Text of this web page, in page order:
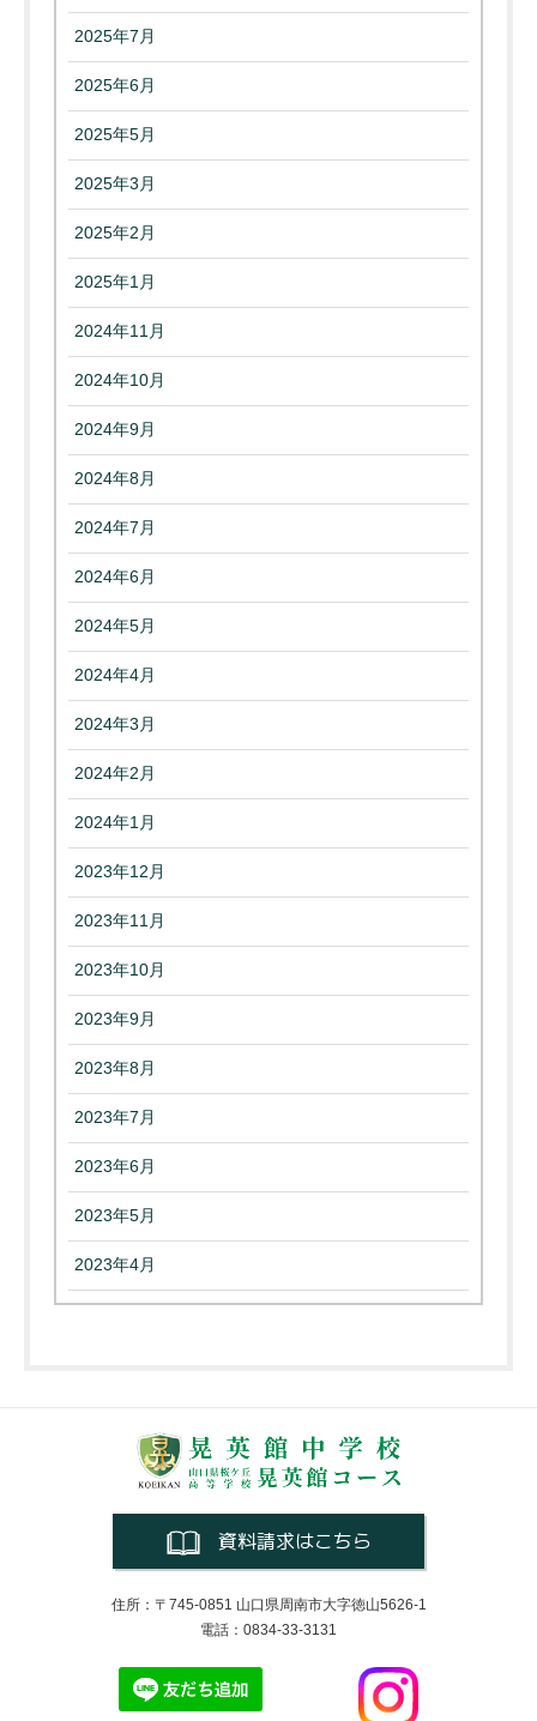
2025年7月
2025年6月
2025年5月
2025年3月
2025年2月
2025年1月
2024年11月
2024年10月
2024年9月
2024年8月
2024年7月
2024年6月
2024年5月
2024年4月
2024年3月
2024年2月
2024年1月
2023年12月
2023年11月
2023年10月
2023年9月
2023年8月
2023年7月
2023年6月
2023年5月
2023年4月
資料請求はこちら
住所：〒745-0851 山口県周南市大字徳山5626-1
電話：0834-33-3131